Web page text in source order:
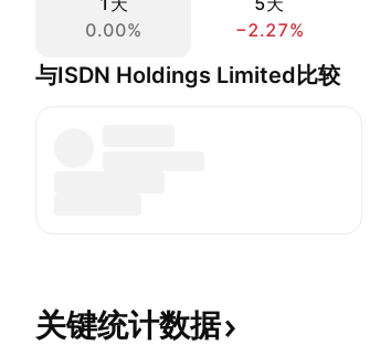
0.00%
−2.27%
与ISDN Holdings Limited比较
关键统计数据